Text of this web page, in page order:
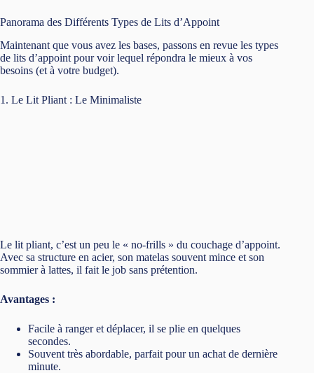
Panorama des Différents Types de Lits d’Appoint
Maintenant que vous avez les bases, passons en revue les types
de lits d’appoint pour voir lequel répondra le mieux à vos
besoins (et à votre budget).
1. Le Lit Pliant : Le Minimaliste
secondes.
Souvent très abordable, parfait pour un achat de dernière
minute.
Inconvénients :
Peut être assez lourd à manœuvrer malgré tout.
Le confort est basique ; vos invités ne risquent pas de
vous demander où ils peuvent acheter le même.